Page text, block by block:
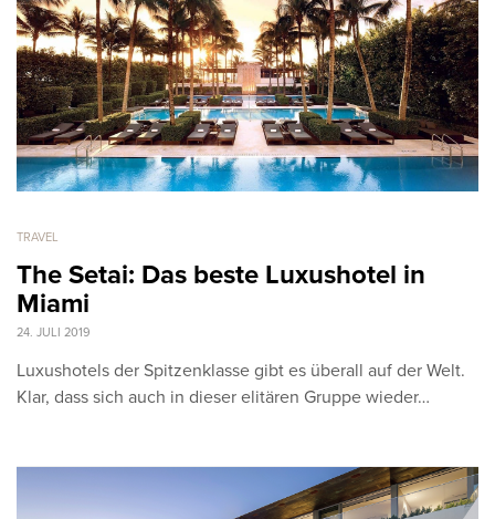
TRAVEL
The Setai: Das beste Luxushotel in
Miami
24. JULI 2019
Luxushotels der Spitzenklasse gibt es überall auf der Welt.
Klar, dass sich auch in dieser elitären Gruppe wieder…